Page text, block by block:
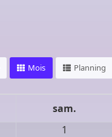
Mois Planning
sam.
1